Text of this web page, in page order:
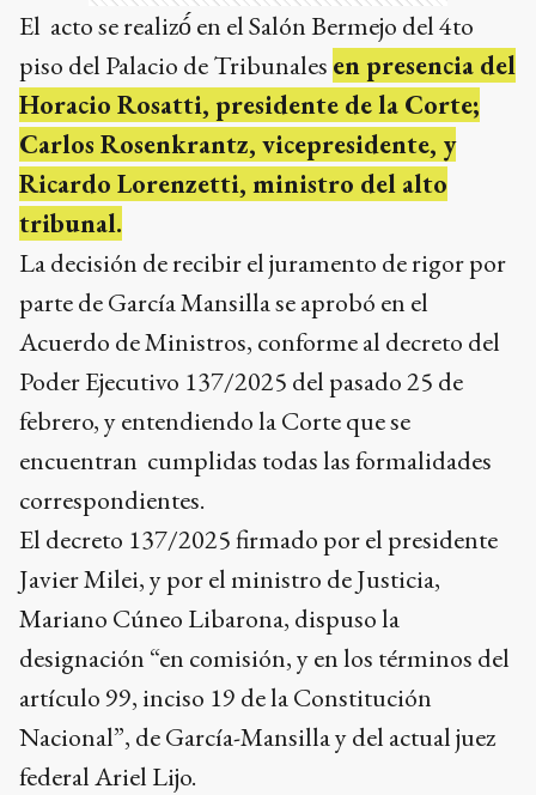
El acto se realizó́ en el Salón Bermejo del 4to
piso del Palacio de Tribunales en presencia del
Horacio Rosatti, presidente de la Corte;
Carlos Rosenkrantz, vicepresidente, y
Ricardo Lorenzetti, ministro del alto
tribunal.
La decisión de recibir el juramento de rigor por
parte de García Mansilla se aprobó en el
Acuerdo de Ministros, conforme al decreto del
Poder Ejecutivo 137/2025 del pasado 25 de
febrero, y entendiendo la Corte que se
encuentran cumplidas todas las formalidades
correspondientes.
El decreto 137/2025 firmado por el presidente
Javier Milei, y por el ministro de Justicia,
Mariano Cúneo Libarona, dispuso la
designación “en comisión, y en los términos del
artículo 99, inciso 19 de la Constitución
Nacional”, de García-Mansilla y del actual juez
federal Ariel Lijo.